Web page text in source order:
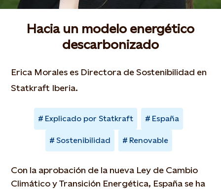
Hacia un modelo energético
descarbonizado
Erica Morales es Directora de Sostenibilidad en
Statkraft Iberia.
Explicado por Statkraft España
Sostenibilidad Renovable
Con la aprobación de la nueva Ley de Cambio
Climático y Transición Energética, España se ha